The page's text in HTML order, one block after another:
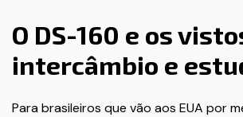
O DS-160 e os
intercâmbio e
Para brasileiros que vão aos EUA por